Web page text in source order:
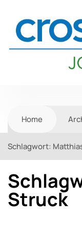
Home
Schlagwort:
Struck